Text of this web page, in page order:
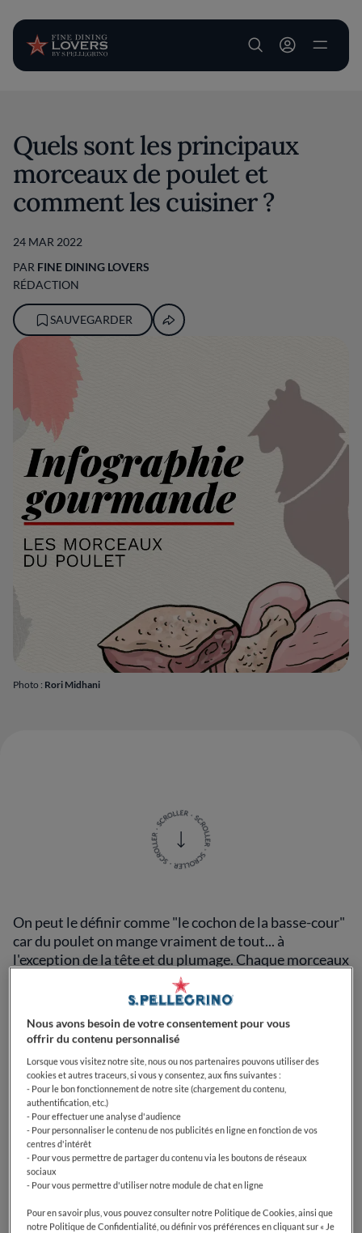
User account
Photo : Rori Midhani
Quels sont les principaux
morceaux de poulet et
comment les cuisiner ?
24 MAR 2022
PAR FINE DINING LOVERS
RÉDACTION
SAUVEGARDER
On peut le définir comme "le cochon de la basse-cour"
car du poulet on mange vraiment de tout... à
l'exception de la tête et du plumage. Chaque morceaux
du poulet a ses caractéristiques, qui le rendent plus ou
moins adapté à certains types de préparation.
Si les parties les plus nobles de l'aninam sont souvent
employées pour préparer des recettes de délicieux
plat principaux, les moins nobles ne doivent pas être
jetées à la poubelle, puisqu’elle peuvent être utilisées
pour faire des bouillons et sauces.
Voici un mini guide pratique sur
les morceaux de poulet !
Nous avons besoin de votre consentement pour vous
offrir du contenu personnalisé
Lorsque vous visitez notre site, nous ou nos partenaires pouvons utiliser des
cookies et autres traceurs, si vous y consentez, aux fins suivantes :
- Pour le bon fonctionnement de notre site (chargement du contenu,
authentification, etc.)
- Pour effectuer une analyse d'audience
- Pour personnaliser le contenu de nos publicités en ligne en fonction de vos
centres d'intérêt
- Pour vous permettre de partager du contenu via les boutons de réseaux
sociaux
- Pour vous permettre d'utiliser notre module de chat en ligne
Pour en savoir plus, vous pouvez consulter notre Politique de Cookies, ainsi que
notre Politique de Confidentialité, ou définir vos préférences en cliquant sur « Je